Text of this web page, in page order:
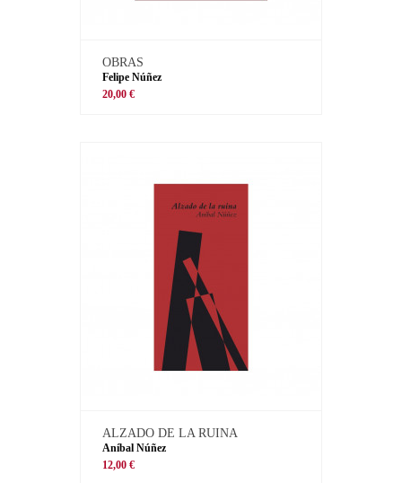
OBRAS
Felipe Núñez
20,00 €
ALZADO DE LA RUINA
Aníbal Núñez
12,00 €